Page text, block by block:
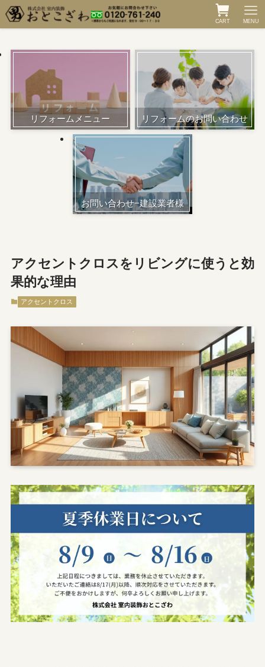
CART MENU
リフォームメニュー リフォームのお問い合わせ
お問い合わせ−建設業者様
アクセントクロスをリビングに使うと効
果的な理由
アクセントクロス